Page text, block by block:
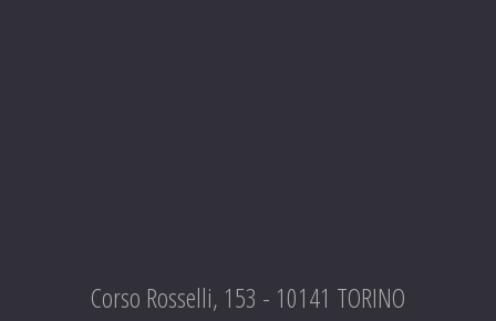
Corso Rosselli, 153 - 10141 TORINO